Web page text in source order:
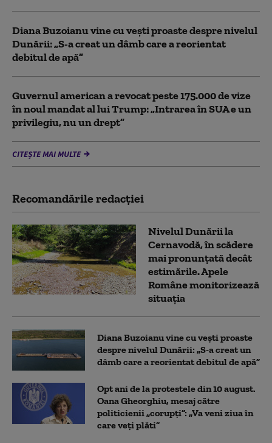
Diana Buzoianu vine cu vești proaste despre nivelul
Dunării: „S-a creat un dâmb care a reorientat
debitul de apă”
Guvernul american a revocat peste 175.000 de vize
în noul mandat al lui Trump: „Intrarea în SUA e un
privilegiu, nu un drept”
CITEȘTE MAI MULTE
Recomandările redacţiei
Nivelul Dunării la
Cernavodă, în scădere
mai pronunțată decât
estimările. Apele
Române monitorizează
situația
Diana Buzoianu vine cu vești proaste
despre nivelul Dunării: „S-a creat un
dâmb care a reorientat debitul de apă”
Opt ani de la protestele din 10 august.
Oana Gheorghiu, mesaj către
politicienii „corupți”: „Va veni ziua în
care veţi plăti”